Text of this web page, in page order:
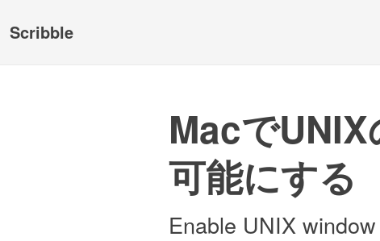
Scribble
Macで
可能にする
Enable UNIX